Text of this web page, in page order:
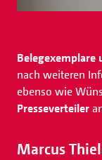
Belegexemplare
nach weiteren
ebenso wie
Presseverteiler
Marcus